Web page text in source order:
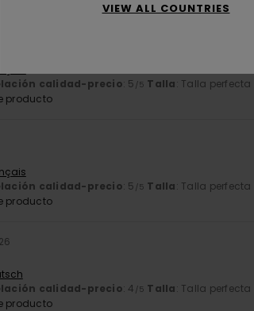
calidad-precio: 5 /5 Talla: Talla perfecta
producto
calidad-precio: 5 /5 Talla: Talla perfecta
producto
calidad-precio: 4 /5 Talla: Talla perfecta
producto
VIEW ALL COUNTRIES